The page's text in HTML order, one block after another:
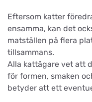
Eftersom katter
ensamma, kan det
matställen på flera
tillsammans.
Alla kattägare vet att
för formen, smaken
betyder att ett